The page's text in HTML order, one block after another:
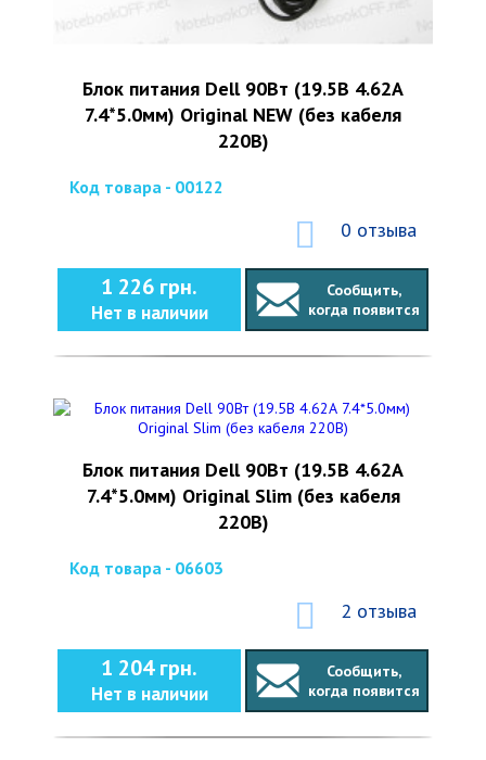
Блок питания Dell 90Вт (19.5В 4.62А
7.4*5.0мм) Original NEW (без кабеля
220В)
Код товара - 00122
0 отзыва
1 226 грн.
Нет в наличии
Сообщить,
когда появится
Блок питания Dell 90Вт (19.5В 4.62А
7.4*5.0мм) Original Slim (без кабеля
220В)
Код товара - 06603
2 отзыва
1 204 грн.
Нет в наличии
Сообщить,
когда появится